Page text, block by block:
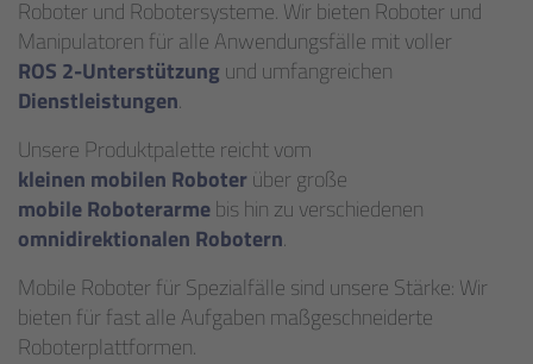
Roboter und Robotersysteme. Wir bieten Roboter und
Manipulatoren für alle Anwendungsfälle mit voller
ROS 2-Unterstützung und umfangreichen
Dienstleistungen.
Unsere Produktpalette reicht vom
kleinen mobilen Roboterüber große
mobile Roboterarmebis hin zu verschiedenen
omnidirektionalen Robotern.
Mobile Roboter für Spezialfälle sind unsere Stärke: Wir
bieten für fast alle Aufgaben maßgeschneiderte
Roboterplattformen.